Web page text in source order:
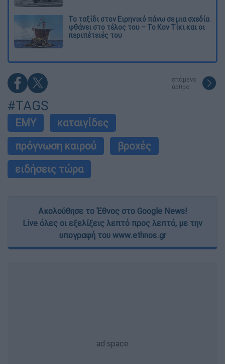
Το ταξίδι στον Ειρηνικό πάνω σε μια σχεδία
φθάνει στο τέλος του – Το Κον Τίκι και οι
περιπέτειές του
επόμενο
άρθρο
#TAGS
ΕΜΥ
καταιγίδες
πρόγνωση καιρού
βροχές
ειδήσεις τώρα
Ακολούθησε το Έθνος στο Google News!
Live όλες οι εξελίξεις λεπτό προς λεπτό, με την
υπογραφή του www.ethnos.gr